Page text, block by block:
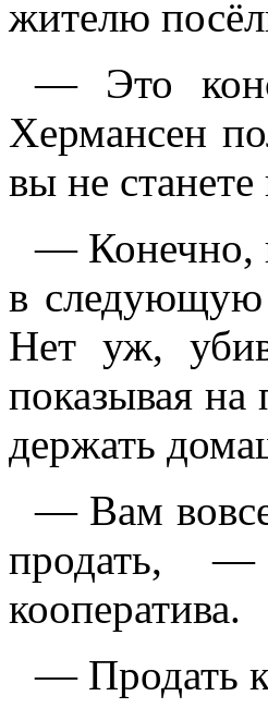
жителю
— Это
Хермансен
вы не
— Конечно,
в следующую
Нет уж,
показывая на
держать
— Вам вовсе
продать, —
кооператива.
— Продать